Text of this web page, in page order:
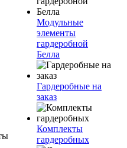
Модульные
элементы
гардеробной
Белла
Гардеробные на
заказ
Комплекты
гардеробных